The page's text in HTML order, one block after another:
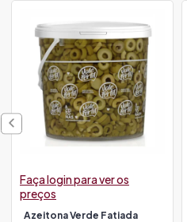
Azeitona Verde Fatiada
Faça login para ver os
preços